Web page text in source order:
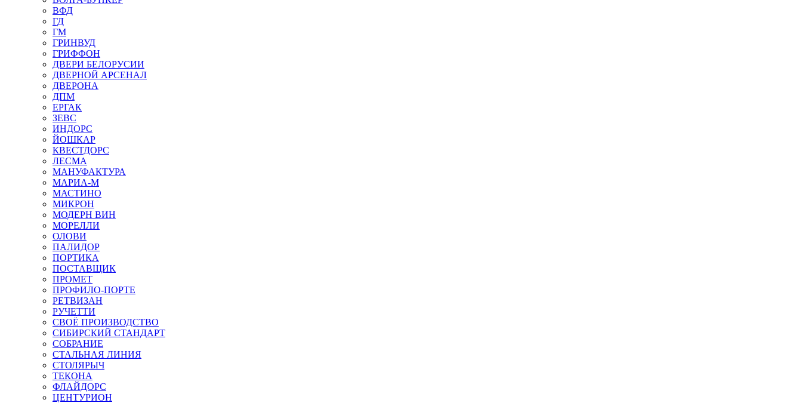
ВФД
ГД
ГМ
ГРИНВУД
ГРИФФОН
ДВЕРИ БЕЛОРУСИИ
ДВЕРНОЙ АРСЕНАЛ
ДВЕРОНА
ДПМ
ЕРГАК
ЗЕВС
ИНДОРС
ЙОШКАР
КВЕСТДОРС
ЛЕСМА
МАНУФАКТУРА
МАРИА-М
МАСТИНО
МИКРОН
МОДЕРН ВИН
МОРЕЛЛИ
ОЛОВИ
ПАЛИДОР
ПОРТИКА
ПОСТАВЩИК
ПРОМЕТ
ПРОФИЛО-ПОРТЕ
РЕТВИЗАН
РУЧЕТТИ
СВОЁ ПРОИЗВОДСТВО
СИБИРСКИЙ СТАНДАРТ
СОБРАНИЕ
СТАЛЬНАЯ ЛИНИЯ
СТОЛЯРЫЧ
ТЕКОНА
ФЛАЙДОРС
ЦЕНТУРИОН